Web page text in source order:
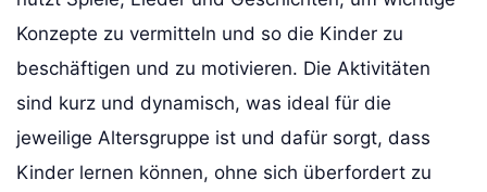
Konzepte zu vermitteln und so die Kinder zu
beschäftigen und zu motivieren. Die Aktivitäten
sind kurz und dynamisch, was ideal für die
jeweilige Altersgruppe ist und dafür sorgt, dass
Kinder lernen können, ohne sich überfordert zu